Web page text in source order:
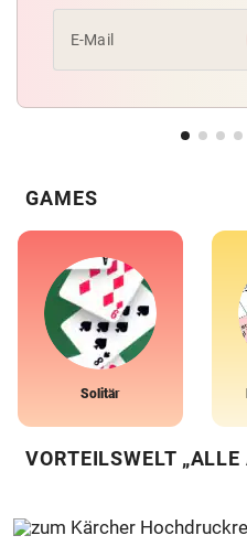
E-Mail
GAMES
Solitär
VORTEILSWELT „ALLE